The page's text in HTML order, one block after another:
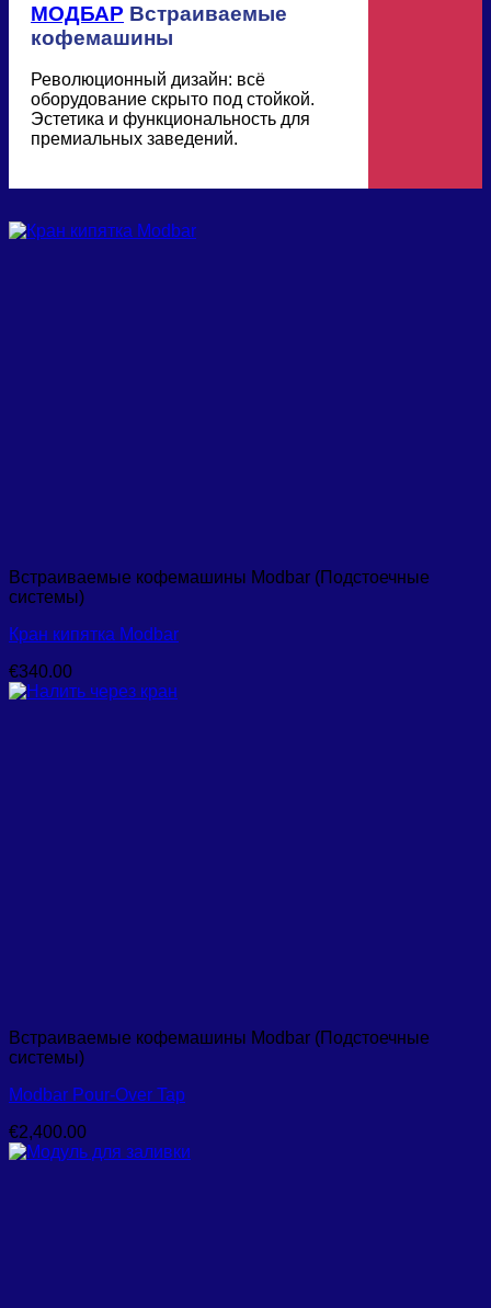
МОДБАР Встраиваемые
кофемашины
Революционный дизайн: всё
оборудование скрыто под стойкой.
Эстетика и функциональность для
премиальных заведений.
Встраиваемые кофемашины Modbar (Подстоечные
системы)
Кран кипятка Modbar
€340.00
Встраиваемые кофемашины Modbar (Подстоечные
системы)
Modbar Pour-Over Tap
€2,400.00